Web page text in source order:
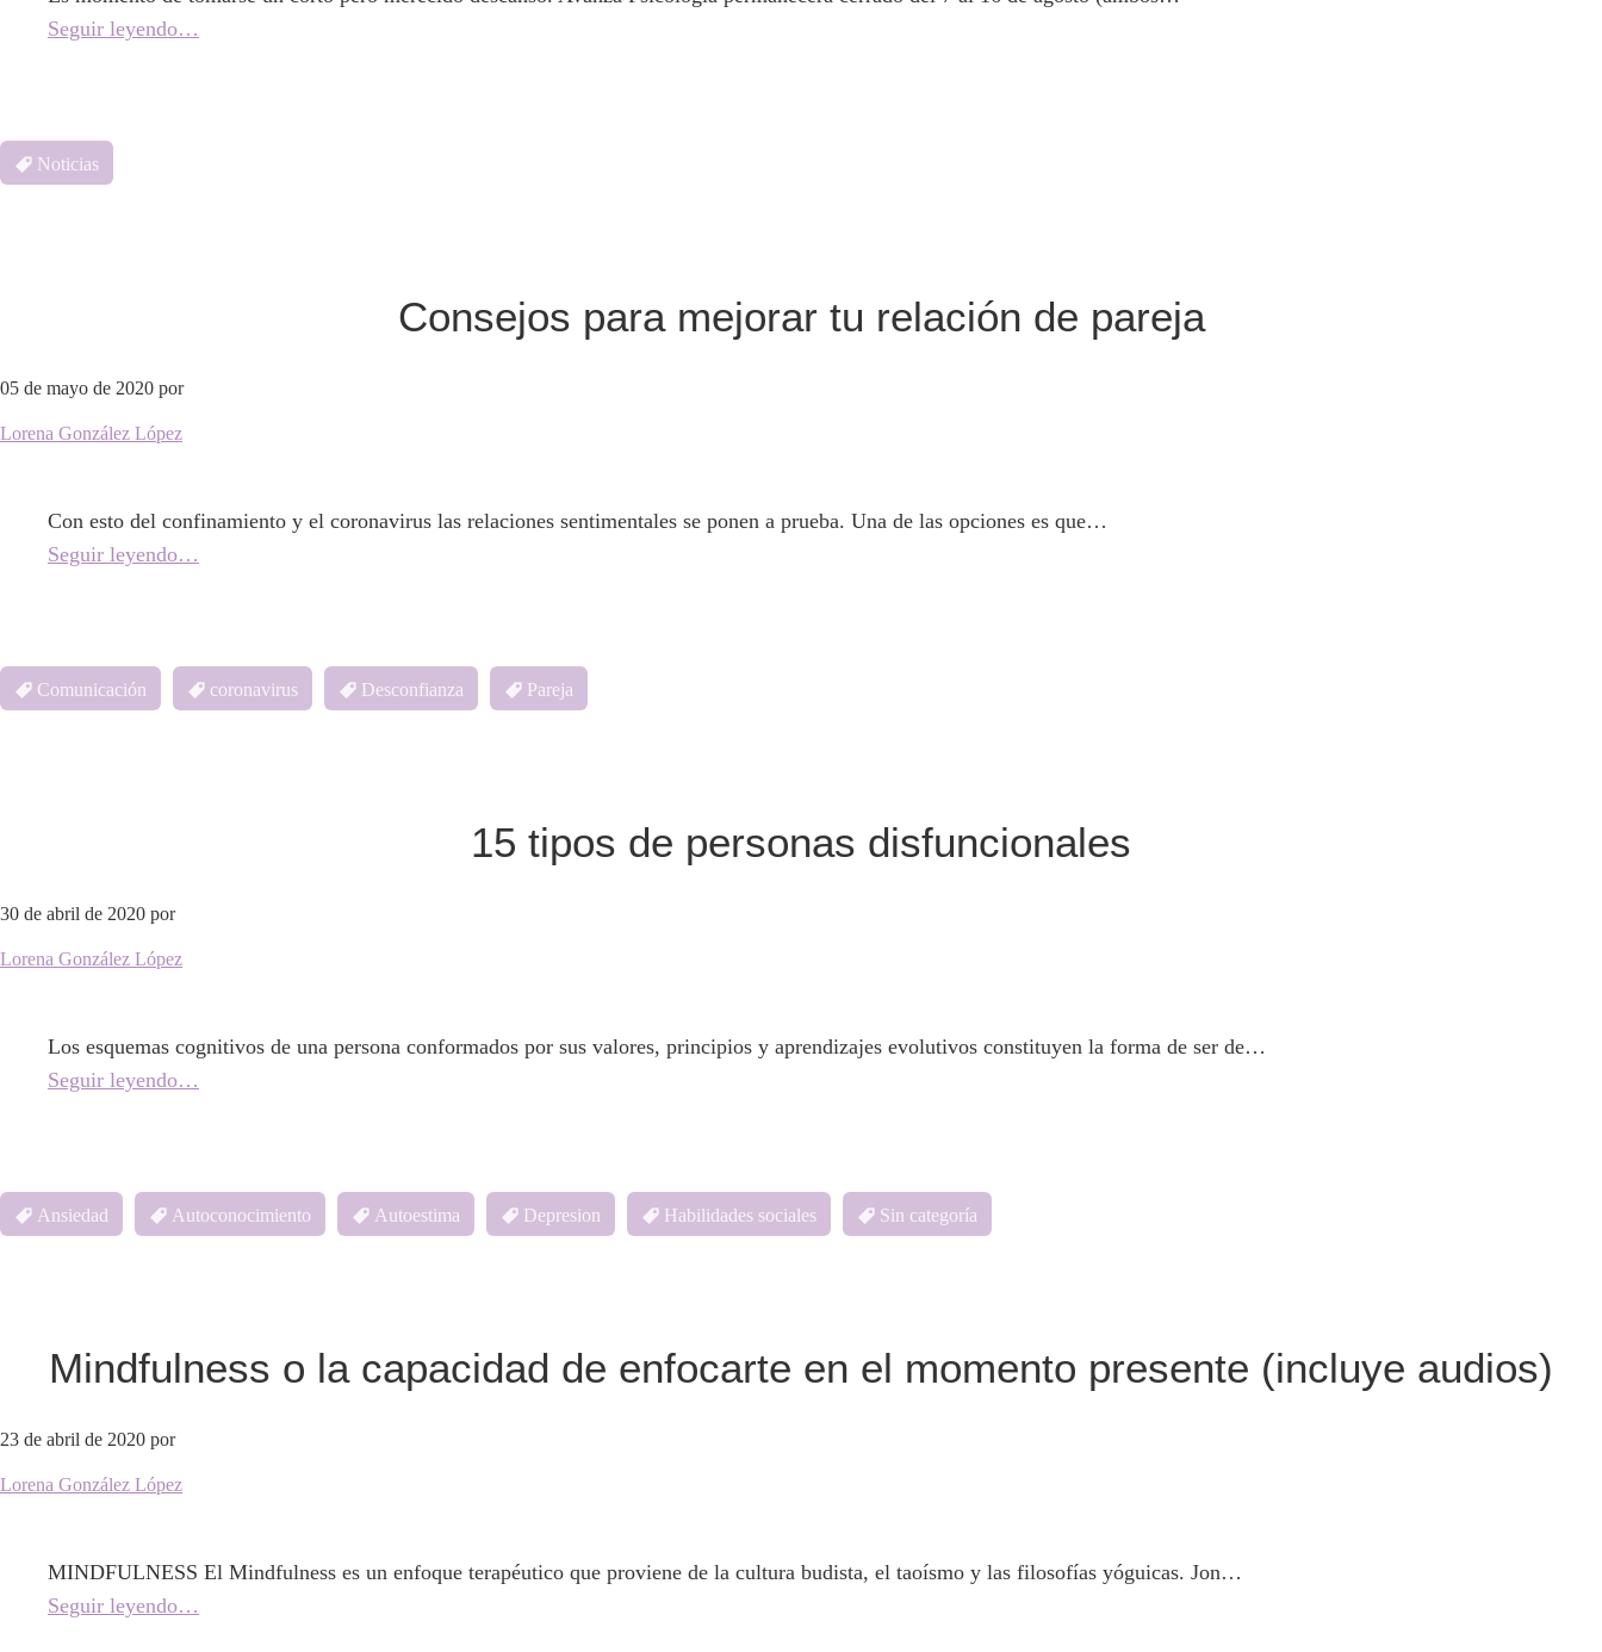
Seguir leyendo…
Noticias
Consejos para mejorar tu relación de pareja
05 de mayo de 2020 por
Lorena González López
Con esto del confinamiento y el coronavirus las relaciones sentimentales se ponen a prueba. Una de las opciones es que…
Seguir leyendo…
Comunicación coronavirus Desconfianza Pareja
15 tipos de personas disfuncionales
30 de abril de 2020 por
Lorena González López
Los esquemas cognitivos de una persona conformados por sus valores, principios y aprendizajes evolutivos constituyen la forma de ser de…
Seguir leyendo…
Ansiedad Autoconocimiento Autoestima Depresion Habilidades sociales Sin categoría
Mindfulness o la capacidad de enfocarte en el momento presente (incluye audios)
23 de abril de 2020 por
Lorena González López
MINDFULNESS El Mindfulness es un enfoque terapéutico que proviene de la cultura budista, el taoísmo y las filosofías yóguicas. Jon…
Seguir leyendo…